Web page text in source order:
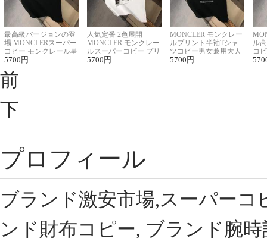
最高級バージョンの登
場 MONCLERスーパー
コピー モンクレール星
座半袖Tシャツ
5700 円
人気定番 2色展開
MONCLER モンクレー
ルスーパーコピー プリ
ント半袖Tシャツ
5700 円
MONCLER モンクレー
ルプリント半袖Tシャ
ツコピー男女兼用大人
可愛い春夏コーデ
5700 円
ル
コ
ィ
前
下
プロフィール
ブランド激安市場,スーパー
ンド財布コピー, ブランド腕